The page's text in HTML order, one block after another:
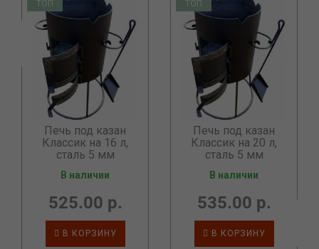
ТОП
Печь под казан
Классик на 16 л,
сталь 5 мм
В наличии
525.00 р.
В КОРЗИНУ
ТОП
Печь под казан
Классик на 20 л,
сталь 5 мм
В наличии
535.00 р.
В КОРЗИНУ